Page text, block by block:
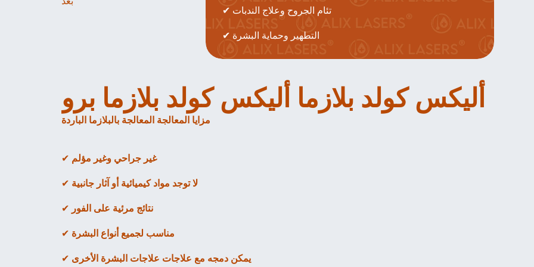
✔ تئام الجروح وعلاج الندبات
✔ التطهير وحماية البشرة
أليكس كولد بلازما أليكس كولد بلازما برو
مزايا المعالجة المعالجة بالبلازما الباردة
✔ غير جراحي وغير مؤلم
✔ لا توجد مواد كيميائية أو آثار جانبية
✔ نتائج مرئية على الفور
✔ مناسب لجميع أنواع البشرة
✔ يمكن دمجه مع علاجات علاجات البشرة الأخرى